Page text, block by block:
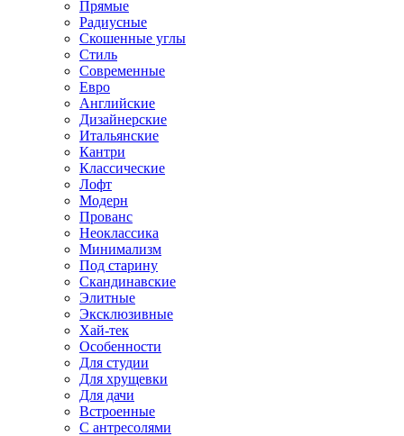
Прямые
Радиусные
Скошенные углы
Стиль
Современные
Евро
Английские
Дизайнерские
Итальянские
Кантри
Классические
Лофт
Модерн
Прованс
Неоклассика
Минимализм
Под старину
Скандинавские
Элитные
Эксклюзивные
Хай-тек
Особенности
Для студии
Для хрущевки
Для дачи
Встроенные
С антресолями